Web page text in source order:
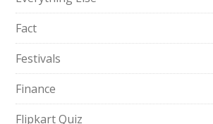
Fact
Festivals
Finance
Flipkart Quiz